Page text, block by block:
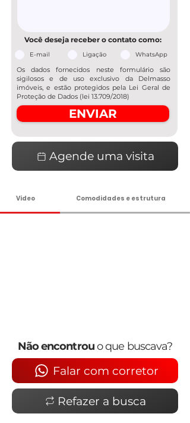
Você deseja receber o contato como:
E-mail Ligação WhatsApp
Os dados fornecidos neste formulário são
sigilosos e de uso exclusivo da Delmasso
imóveis, e estão protegidos pela Lei Geral de
Proteção de Dados (lei 13.709/2018)
ENVIAR
Agende uma visita
Vídeo Comodidades e estrutura
Não encontrouo que buscava?
Falar com corretor
Refazer a busca